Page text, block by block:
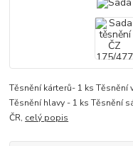
Těsnění kárterů- 1 ks Těsnění
Těsnění hlavy - 1 ks Těsnění
ČR, celý popis